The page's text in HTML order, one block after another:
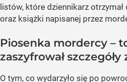
listów, które dziennikarz
oraz książki napisanej przez
Piosenka mordercy –
zaszyfrował
O tym, co wydarzyło się po